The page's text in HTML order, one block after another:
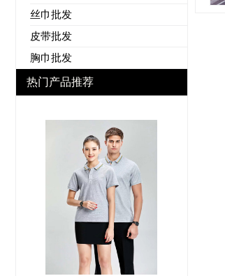
丝巾批发
皮带批发
胸巾批发
热门产品推荐